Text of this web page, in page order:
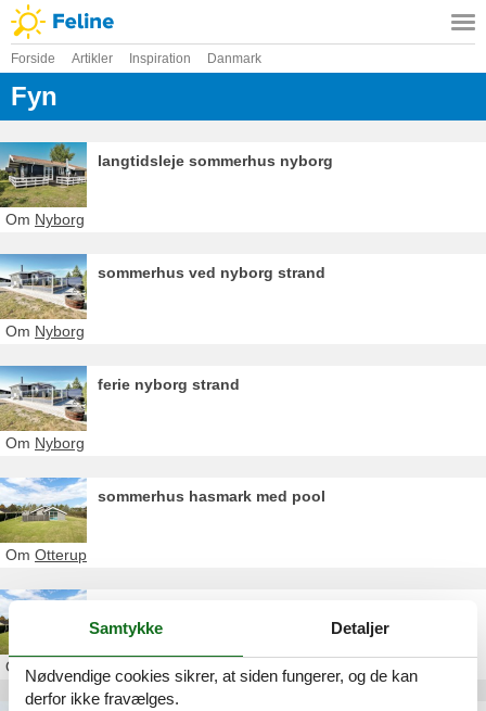
Forside Artikler Inspiration Danmark
Fyn
langtidsleje sommerhus nyborg
Om Nyborg
sommerhus ved nyborg strand
Om Nyborg
ferie nyborg strand
Om Nyborg
sommerhus hasmark med pool
Om Otterup
OmOtterup
Samtykke Detaljer
Nødvendige cookies sikrer, at siden fungerer, og de kan
derfor ikke fravælges.